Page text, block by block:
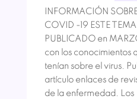
INFORMACIÓN
COVID -19 ESTE
PUBLICADO en
con los conocimientos
tenían sobre el virus.
artículo enlaces de
de la enfermedad. Los